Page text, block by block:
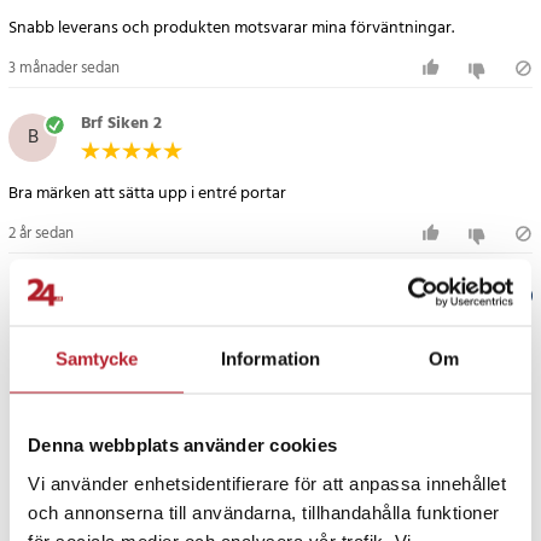
Samtycke Information Om
Denna webbplats använder cookies
Vi använder enhetsidentifierare för att anpassa innehållet
och annonserna till användarna, tillhandahålla funktioner
Snabb leverans och produkten motsvarar mina förväntningar.
3 månader sedan
B Brf Siken 2
Bra märken att sätta upp i entré portar
2 år sedan
Verified by Trustvoice
PRISGARANTI
UTFÖRSÄLJNING